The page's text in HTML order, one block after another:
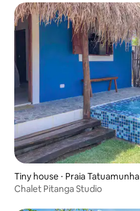
Tiny house ⋅ Praia Tatuamunha
Chalet Pitanga Studio